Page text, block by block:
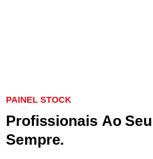
PAINEL STOCK
Profissionais Ao Seu
Sempre.